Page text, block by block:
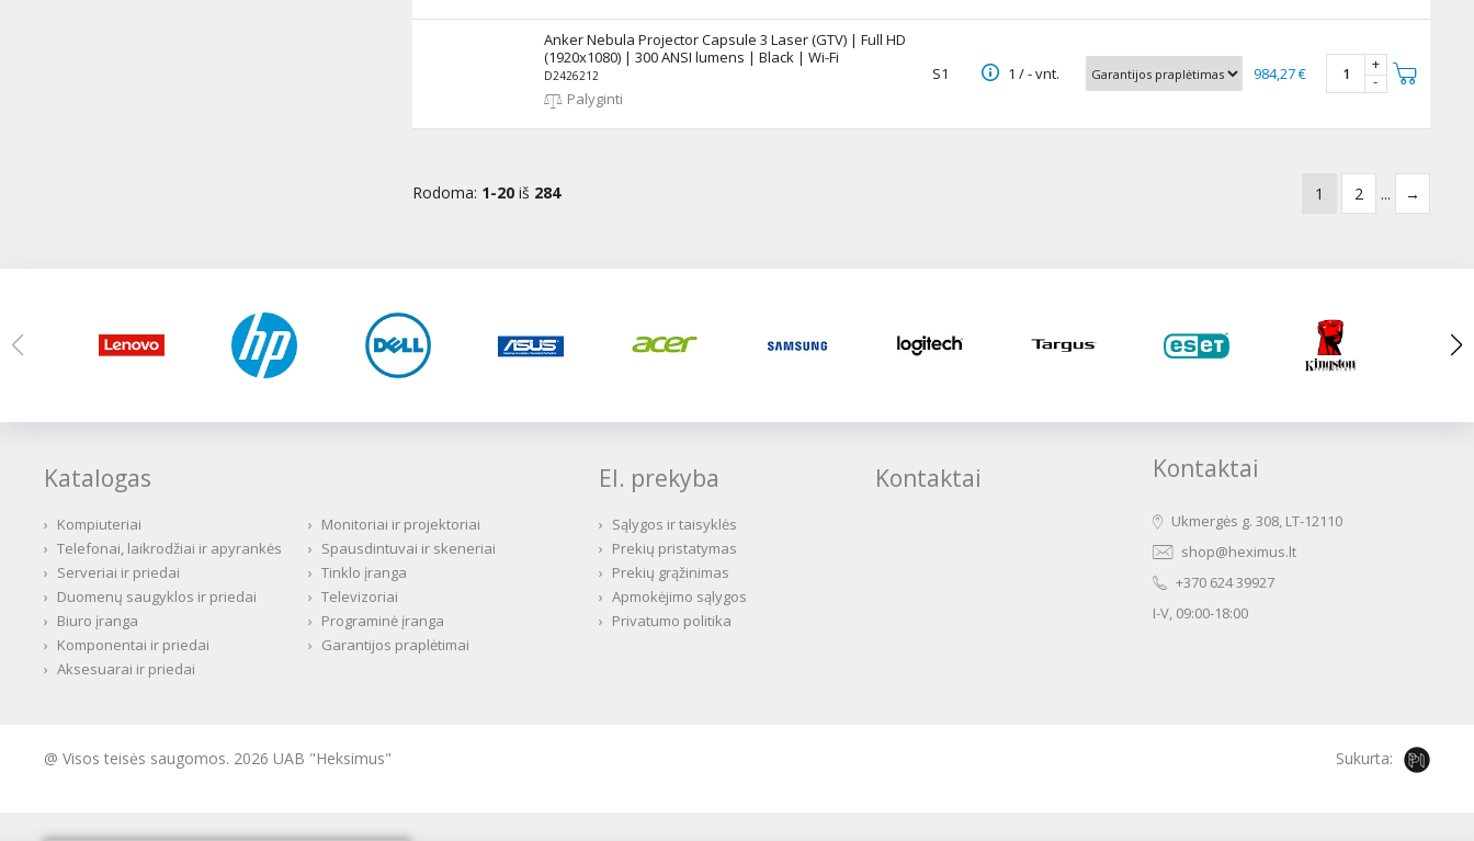
Anker Nebula Projector Capsule 3 Laser (GTV) | Full HD
(1920x1080) | 300 ANSI lumens | Black | Wi-Fi
D2426212
Palyginti
S1 1 / - vnt. 984,27 €
+
-
1 2 ... →
Rodoma: 1-20 iš 284
Katalogas
› Kompiuteriai › Monitoriai ir projektoriai
› Telefonai, laikrodžiai ir apyrankės › Spausdintuvai ir skeneriai
› Serveriai ir priedai › Tinklo įranga
› Duomenų saugyklos ir priedai › Televizoriai
› Biuro įranga › Programinė įranga
› Komponentai ir priedai › Garantijos praplėtimai
› Aksesuarai ir priedai
El. prekyba
› Sąlygos ir taisyklės
› Prekių pristatymas
› Prekių grąžinimas
› Apmokėjimo sąlygos
› Privatumo politika
Kontaktai Kontaktai
Ukmergės g. 308, LT-12110
shop@heximus.lt
+370 624 39927
I-V, 09:00-18:00
@ Visos teisės saugomos. 2026 UAB "Heksimus" Sukurta: